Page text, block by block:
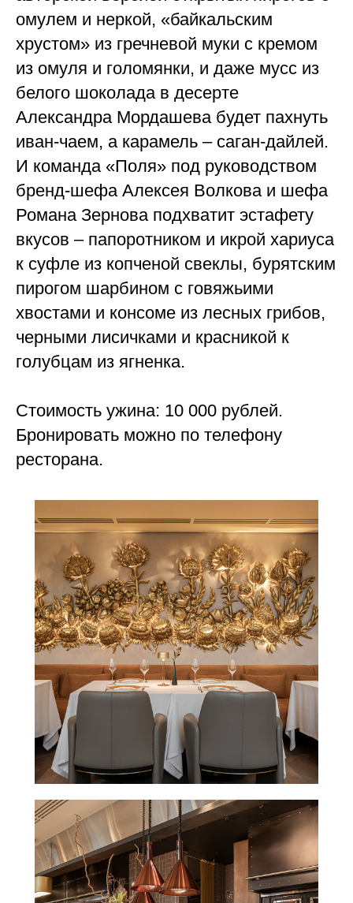
омулем и неркой, «байкальским
хрустом» из гречневой муки с кремом
из омуля и голомянки, и даже мусс из
белого шоколада в десерте
Александра Мордашева будет пахнуть
иван-чаем, а карамель – саган-дайлей.
И команда «Поля» под руководством
бренд-шефа Алексея Волкова и шефа
Романа Зернова подхватит эстафету
вкусов – папоротником и икрой хариуса
к суфле из копченой свеклы, бурятским
пирогом шарбином с говяжьими
хвостами и консоме из лесных грибов,
черными лисичками и красникой к
голубцам из ягненка.
Стоимость ужина: 10 000 рублей.
Бронировать можно по телефону
ресторана.